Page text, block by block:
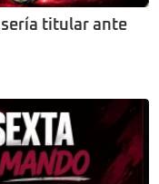
sería titular ante